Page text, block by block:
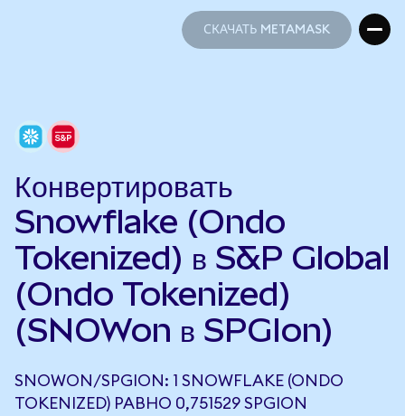
СКАЧАТЬ METAMASK
Конвертировать
Snowflake (Ondo
Tokenized) в S&P Global
(Ondo Tokenized)
(SNOWon в SPGIon)
SNOWON/SPGION: 1 SNOWFLAKE (ONDO
TOKENIZED) РАВНО 0,751529 SPGION